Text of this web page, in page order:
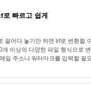
빠르고 쉽게
끌어다 놓기만 하면 lrf로 변환할
이상의 다양한 파일 형식으로
일 주소나 워터마크를 입력할 필